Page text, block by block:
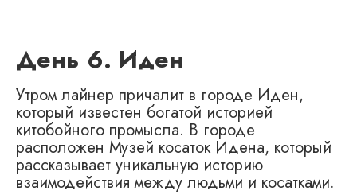
День 6. Иден
Утром лайнер причалит в городе Иден,
который известен богатой историей
китобойного промысла. В городе
расположен Музей косаток Идена, который
рассказывает уникальную историю
взаимодействия между людьми и косатками.